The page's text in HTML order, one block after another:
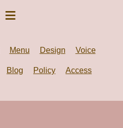
Menu Design Voice
Blog Policy Access